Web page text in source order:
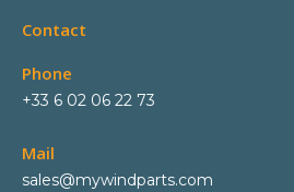
Contact
Phone
+33 6 02 06 22 73
Mail
sales@mywindparts.com